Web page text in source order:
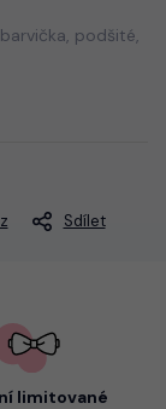
podšité,
Sdílet
limitované